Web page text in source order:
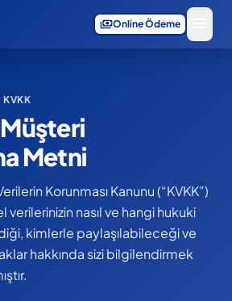
paymentsOnline Ödeme
KVKK
Metni
Korunması Kanunu (“KVKK”)
verilerinizin nasıl ve hangi hukuki
kimlerle paylaşılabileceği ve
hakkında sizi bilgilendirmek